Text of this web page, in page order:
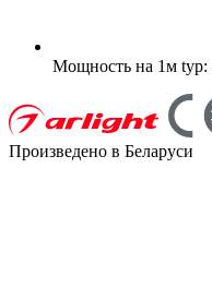
Мощность на 1м typ:
Произведено в Беларуси